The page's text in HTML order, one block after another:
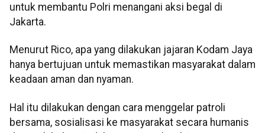
untuk membantu Polri menangani aksi begal di
Jakarta.
Menurut Rico, apa yang dilakukan jajaran Kodam Jaya
hanya bertujuan untuk memastikan masyarakat dalam
keadaan aman dan nyaman.
Hal itu dilakukan dengan cara menggelar patroli
bersama, sosialisasi ke masyarakat secara humanis